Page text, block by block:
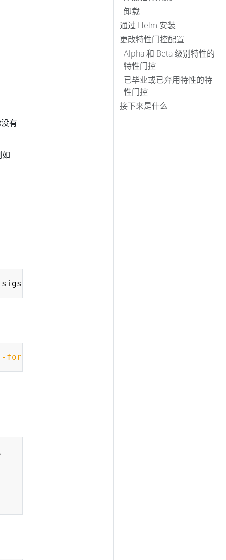
卸载
通过 Helm 安装
更改特性门控配置
Alpha 和 Beta 级别特性的
特性门控
已毕业或已弃用特性的特
性门控
接下来是什么
有
for=